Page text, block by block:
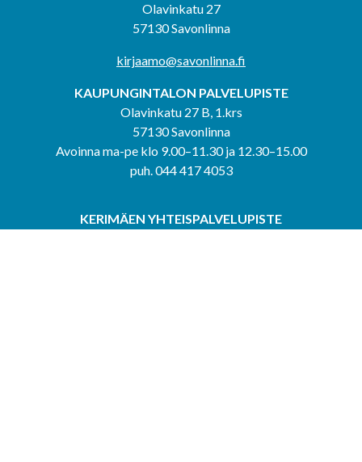
Olavinkatu 27
57130 Savonlinna
kirjaamo@savonlinna.fi
KAUPUNGINTALON PALVELUPISTE
Olavinkatu 27 B, 1.krs
57130 Savonlinna
Avoinna ma-pe klo 9.00–11.30 ja 12.30–15.00
puh. 044 417 4053
KERIMÄEN YHTEISPALVELUPISTE